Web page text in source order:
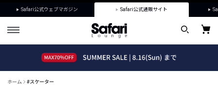
Safari公式ウェブマガジン Safari公式通販サイト
ホーム #スケーター